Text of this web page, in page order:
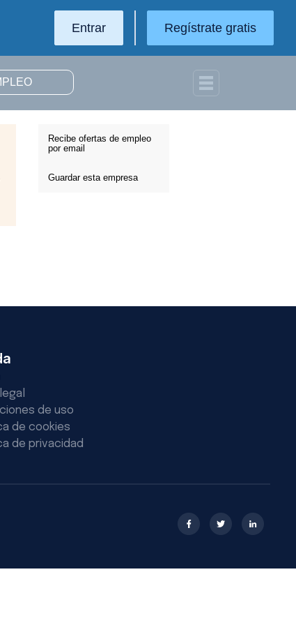
Entrar Regístrate gratis
Recibe ofertas de empleo
por email
Guardar esta empresa
de uso
de cookies
de privacidad